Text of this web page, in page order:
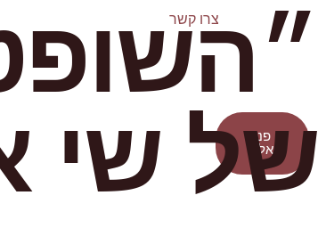
צרו קשר
פנו
אליי
של שי